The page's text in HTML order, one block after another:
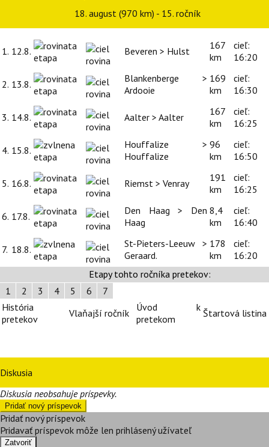
18. august (970 km) - 15. ročník
1. 12.8. Beveren > Hulst
167
km
cieľ:
16:20
2. 13.8.
Blankenberge >
Ardooie
169
km
cieľ:
16:30
3. 14.8. Aalter > Aalter
167
km
cieľ:
16:25
4. 15.8.
Houffalize >
Houffalize
96
km
cieľ:
16:50
5. 16.8. Riemst > Venray
191
km
cieľ:
16:25
6. 17.8.
Den Haag > Den
Haag
8,4
km
cieľ:
16:40
7. 18.8.
St-Pieters-Leeuw >
Geraard.
178
km
cieľ:
16:20
Etapy tohto ročníka pretekov:
1
2 3 4 5 6
7
História
pretekov
Vlaňajší ročník
Úvod k
pretekom
Štartová listina
Diskusia
Diskusia neobsahuje príspevky.
Pridať nový príspevok
Pridať nový príspevok
Pridavať príspevok môže len prihlásený užívateľ
Zatvoriť